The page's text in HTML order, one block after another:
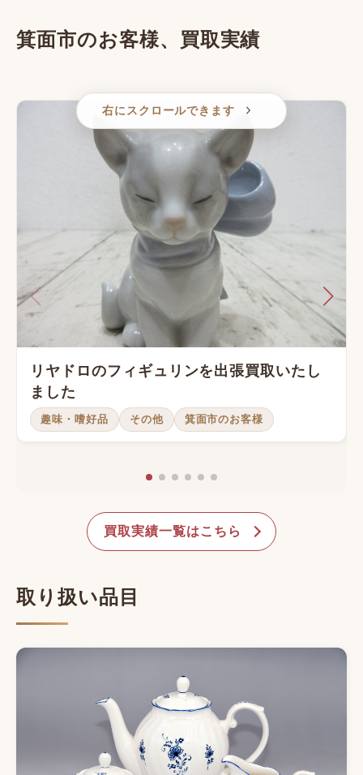
箕面市のお客様、買取実績
右にスクロールできます
リヤドロのフィギュリンを出張買取いたし
ました
趣味・嗜好品 その他 箕面市のお客様
買取実績一覧はこちら
取り扱い品目